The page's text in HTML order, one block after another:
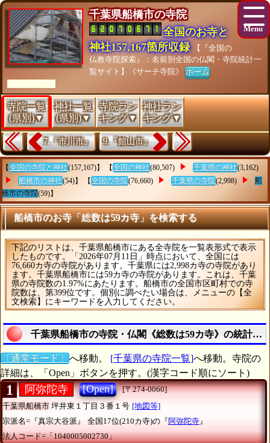
千葉県船橋市の寺院
全国のお寺と
神社157,167箇所収録
【『全国の
仏教寺院探索』：名前別全国の仏閣・寺院統計一
覧サイト】《サーチ寺院》ホーム
[As of 26/07/28]
寺院一覧
(県別)▼
神社一覧
(県別)▼
寺院ラン
キング▼
神社ラン
キング▼
7.『市川市』 9.『館山市』
【 全国の寺院と神社(157,167)】 【 全国の神社(80,507) 千葉県の神社(3,162)
船橋市の神社(54)】 【 全国の寺院(76,660) 千葉県の寺院(2,998)
船
橋市の寺院(59)】
船橋市のお寺「総数は59カ寺」を検索する
下記のリストは、千葉県船橋市にある全寺院を一覧表形式で表示
したものです。「2026年07月11日」時点において、全国には
76,660カ寺の寺院があります。千葉県には2,998カ寺の寺院があり
ます。千葉県船橋市には59カ寺の寺院があります。これは、千葉
県の寺院数の1.97%にあたります。船橋市の全国市区町村での寺
院数は、第399位です。個別に調べたい場合は、メニューの【全
文検索】にキーワードを入力してください。
千葉県船橋市の寺院・仏閣《総数は59カ寺》の統計一
〔通常モード〕 へ移動。 [千葉県の寺院一覧]へ移動。寺院の
詳細は、「Open」ボタンを押す。(漢字コード順にソート)
1 阿弥陀寺 [Open]
[〒274-0060]
千葉県船橋市 坪井東１丁目３番１号 [地図等]
宗派名=『真宗大谷派』
全国17位(210カ寺)の『阿弥陀寺 』
法人コード=「1040005002730」